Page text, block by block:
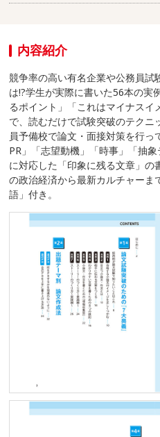
内容紹介
競争率の高い有名企業や公務員試
は!?学生が実際に書いた56本の実
るポイント」「これはマイナス
で、読むだけで試験突破のテク
員予備校で論文・面接対策を行
PR」「志望動機」「時事」「抽
に対応した「印象に残る文章」
の政治経済から最新カルチャーま
語」付き。